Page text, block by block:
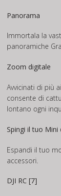
Panorama
Immortala la
panoramiche
Zoom digitale
Avvicinati di più
consente di
lontano ogni
Spingi il tuo
Espandi il tuo
accessori.
DJI RC [7]